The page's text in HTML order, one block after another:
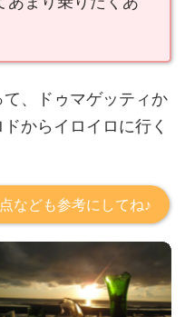
、ドゥマゲッティか
からイロイロに行く
なども参考にしてね♪